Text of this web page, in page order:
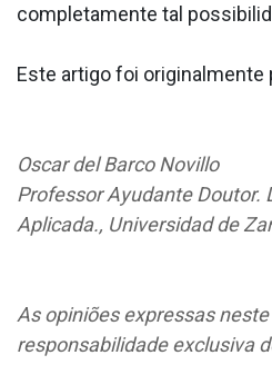
completamente tal
Este artigo foi originalmente
Oscar del Barco Novillo
Professor Ayudante Doutor.
Aplicada., Universidad de
As opiniões expressas
responsabilidade exclusiva